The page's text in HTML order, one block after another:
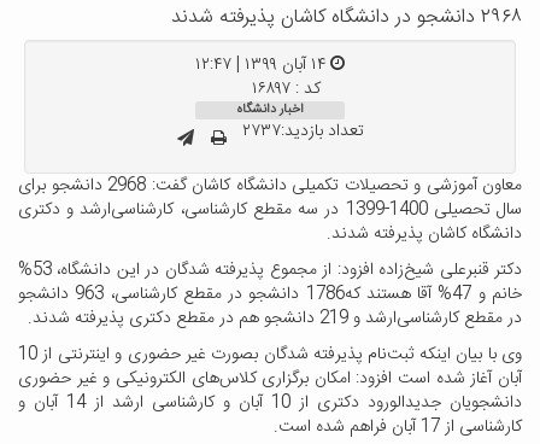
۲۹۶۸ دانشجو در دانشگاه کاشان پذیرفته شدند
کد : ۱۶۸۹۷
اخبار دانشگاه
تعداد بازدید:۲۷۳۷
معاون آموزشی و تحصیلات تکمیلی دانشگاه کاشان گفت: 2968 دانشجو برای
سال تحصیلی 1400-1399 در سه مقطع کارشناسی، کارشناسی‌ارشد و دکتری
دانشگاه کاشان پذیرفته شدند.
دکتر قنبرعلی شیخ‌زاده افزود: از مجموع پذیرفته شدگان در این دانشگاه، 53%
خانم و 47% آقا هستند که1786 دانشجو در مقطع کارشناسی، 963 دانشجو
در مقطع کارشناسی‌ارشد و 219 دانشجو هم در مقطع دکتری پذیرفته شدند.
وی با بیان اینکه ثبت‌نام پذیرفته شدگان بصورت غیر حضوری و اینترنتی از 10
آبان آغاز شده است افزود: امکان برگزاری کلاس‌های الکترونیکی و غیر حضوری
دانشجویان جدیدالورود دکتری از 10 آبان و کارشناسی ارشد از 14 آبان و
کارشناسی از 17 آبان فراهم شده است.